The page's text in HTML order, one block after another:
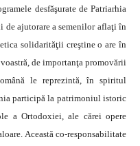
desfăşurate de Patriarhia
de ajutorare a semenilor aflaţi în
solidarităţii creştine o are în
de importanţa promovării
le reprezintă, în spiritul
participă la patrimoniul istoric
a Ortodoxiei, ale cărei opere
Această co-responsabilitate